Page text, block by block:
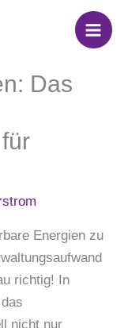
Das
Energien zu
richtig! In
nicht nur